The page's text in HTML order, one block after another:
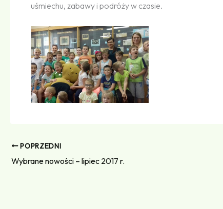
uśmiechu, zabawy i podróży w czasie.
POPRZEDNI
Wybrane nowości – lipiec 2017 r.